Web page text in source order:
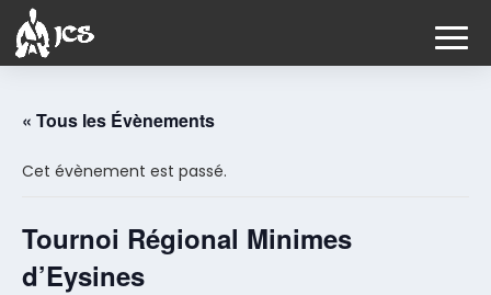
« Tous les Évènements
Cet évènement est passé.
Tournoi Régional Minimes
d’Eysines